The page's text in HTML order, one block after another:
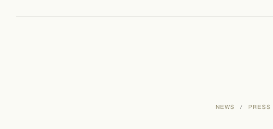
NEWS / PRESS